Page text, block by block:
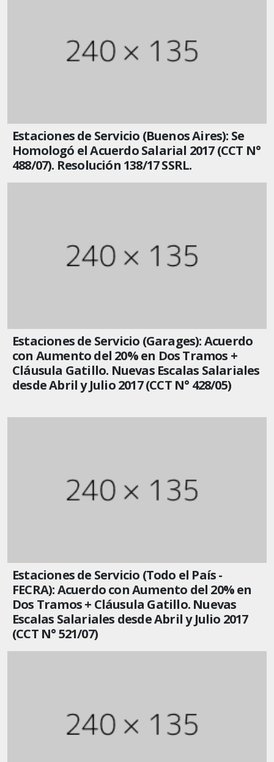
Estaciones de Servicio (Buenos Aires): Se
Homologó el Acuerdo Salarial 2017 (CCT N°
488/07). Resolución 138/17 SSRL.
Estaciones de Servicio (Garages): Acuerdo
con Aumento del 20% en Dos Tramos +
Cláusula Gatillo. Nuevas Escalas Salariales
desde Abril y Julio 2017 (CCT N° 428/05)
Estaciones de Servicio (Todo el País -
FECRA): Acuerdo con Aumento del 20% en
Dos Tramos + Cláusula Gatillo. Nuevas
Escalas Salariales desde Abril y Julio 2017
(CCT N° 521/07)